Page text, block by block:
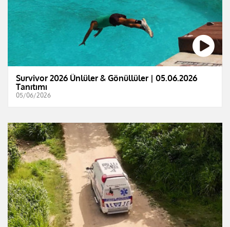
Survivor 2026 Ünlüler & Gönüllüler | 05.06.2026
Tanıtımı
05/06/2026